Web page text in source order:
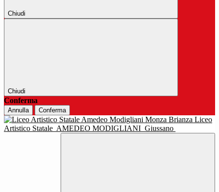
Chiudi
Chiudi
Conferma
Annulla Conferma
Liceo
Artistico Statale AMEDEO MODIGLIANI Giussano